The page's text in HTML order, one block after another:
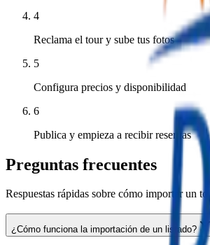
4
Reclama el tour y sube tus fotos
5
Configura precios y disponibilidad
6
Publica y empieza a recibir reservas
Preguntas frecuentes
Respuestas rápidas sobre cómo importar un
¿Cómo funciona la importación de un listado?